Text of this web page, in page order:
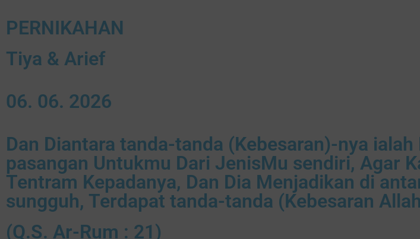
PERNIKAHAN
Tiya & Arief
06. 06. 2026
Dan Diantara tanda-tanda (Kebesaran)-nya
pasangan Untukmu Dari JenisMu sendiri, Agar
Tentram Kepadanya, Dan Dia Menjadikan di
sungguh, Terdapat tanda-tanda (Kebesaran
(Q.S. Ar-Rum : 21)